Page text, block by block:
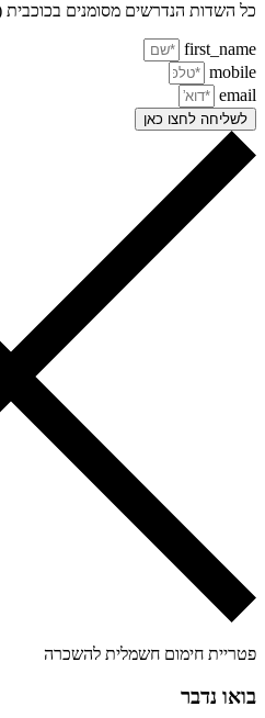
השדות הנדרשים מסומנים בכוכבית (*)
לשליחה לחצו כאן
חימום חשמלית להשכרה
נדבר